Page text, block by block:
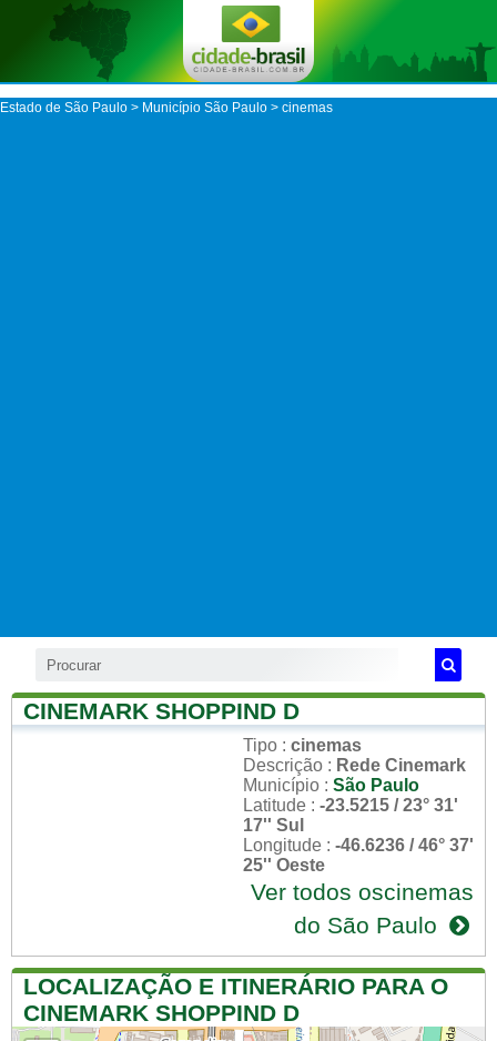
Estado de São Paulo > Município São Paulo > cinemas
CINEMARK SHOPPIND D
Tipo : cinemas
Descrição : Rede Cinemark
Município : São Paulo
Latitude : -23.5215 / 23° 31'
17'' Sul
Longitude : -46.6236 / 46° 37'
25'' Oeste
Ver todos oscinemas
do São Paulo
LOCALIZAÇÃO E ITINERÁRIO PARA O
CINEMARK SHOPPIND D